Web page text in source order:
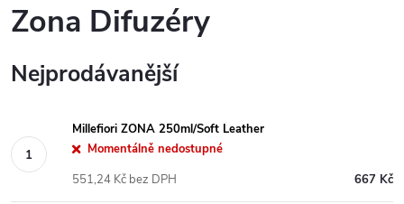
Zona Difuzéry
Nejprodávanější
Millefiori ZONA 250ml/Soft Leather
Momentálně nedostupné
667 Kč
551,24 Kč bez DPH